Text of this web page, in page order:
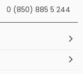
0 (850) 885 5 244